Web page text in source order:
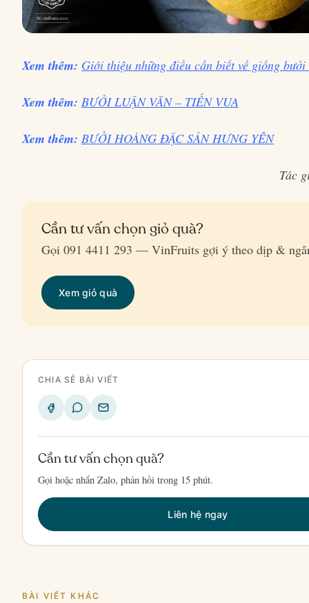
Xem thêm: Giới thiệu những điều cần biết về giống bưởi
Xem thêm: BƯỞI LUẬN VĂN – TIẾN VUA
Xem thêm: BƯỞI HOÀNG ĐẶC SẢN HƯNG YÊN
Tác
Cần tư vấn chọn giỏ quà?
Gọi 091 4411 293 — VinFruits gợi ý theo dịp &
Xem giỏ quà
CHIA SẺ BÀI VIẾT
Cần tư vấn chọn quà?
Gọi hoặc nhắn Zalo, phản hồi trong 15 phút.
Liên hệ ngay
BÀI VIẾT KHÁC